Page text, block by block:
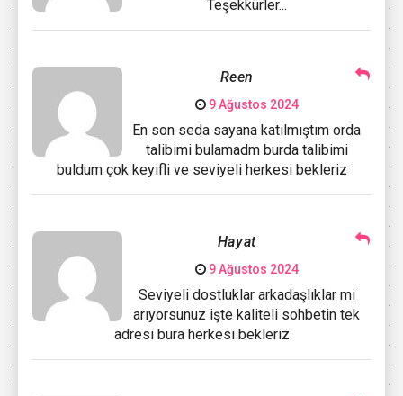
Teşekkürler...
Reen
9 Ağustos 2024
En son seda sayana katılmıştım orda
talibimi bulamadm burda talibimi
buldum çok keyifli ve seviyeli herkesi bekleriz
Hayat
9 Ağustos 2024
Seviyeli dostluklar arkadaşlıklar mi
arıyorsunuz işte kaliteli sohbetin tek
adresi bura herkesi bekleriz